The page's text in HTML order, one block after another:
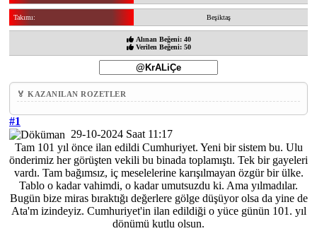
Takımı: Beşiktaş
Alınan Beğeni: 40
Verilen Beğeni: 50
🏅 KAZANILAN ROZETLER
#1
29-10-2024 Saat 11:17
Tam 101 yıl önce ilan edildi Cumhuriyet. Yeni bir sistem bu. Ulu
önderimiz her görüşten vekili bu binada toplamıştı. Tek bir gayeleri
vardı. Tam bağımsız, iç meselelerine karışılmayan özgür bir ülke.
Tablo o kadar vahimdi, o kadar umutsuzdu ki. Ama yılmadılar.
Bugün bize miras bıraktığı değerlere gölge düşüyor olsa da yine de
Ata'm izindeyiz. Cumhuriyet'in ilan edildiği o yüce günün 101. yıl
dönümü kutlu olsun.